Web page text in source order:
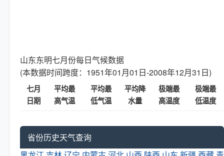
山东东明七月份每日气候数据
(本数据时间跨度：1951年01月01日-2008年12月31日)
七月
日期
平均最
高气温
平均最
低气温
平均降
水量
极端最
高温度
极端最
低温度
省份历史天气查询